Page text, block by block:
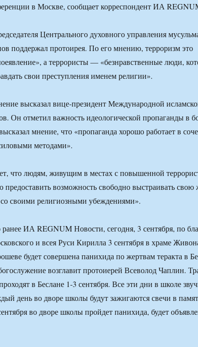
в Москве, сообщает корреспондент ИА
Центрального духовного управления
поддержал протоирея. По его мнению, терроризм это
а террористы — «безнравственные люди,
свои преступления именем религии».
высказал вице-президент Международной
Он отметил важность идеологической пропаганды в
мнение, что «пропаганда хорошо работает в
методами».
что людям, живущим в местах с повышенной
предоставить возможность свободно выстраивать свою
со своими религиозными убеждениями».
ИА REGNUM Новости, сегодня, 3 сентября, по
и всея Руси Кирилла 3 сентября в храме
будет совершена панихида по жертвам теракта в
возглавит протоиерей Всеволод Чаплин.
в Беслане 1-3 сентября. Все эти дни в школе
день во дворе школы будут зажигаются свечи в
во дворе школы пройдет панихида, будет